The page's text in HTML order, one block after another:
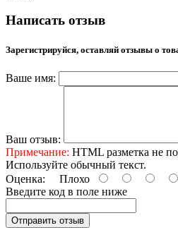
Написать отзыв
Зарегистрируйся, оставляй отзывы о
Ваше имя:
Ваш отзыв:
Примечание: HTML разметка не
Используйте обычный текст.
Оценка: Плохо
Введите код в поле ниже
Отправить отзыв